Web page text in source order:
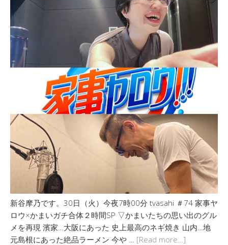
新谷摩乃です。30日（火）今夜7時00分 tvasahi ＃74 家事ヤ
ロウ×かまいガチ合体２時間SP ▽かまいたちの思い出のグル
メを再現 濱家…大阪にあった 史上最高のネギ焼き 山内…地
元島根にあった絶品ラーメン 今や … [Read more…]